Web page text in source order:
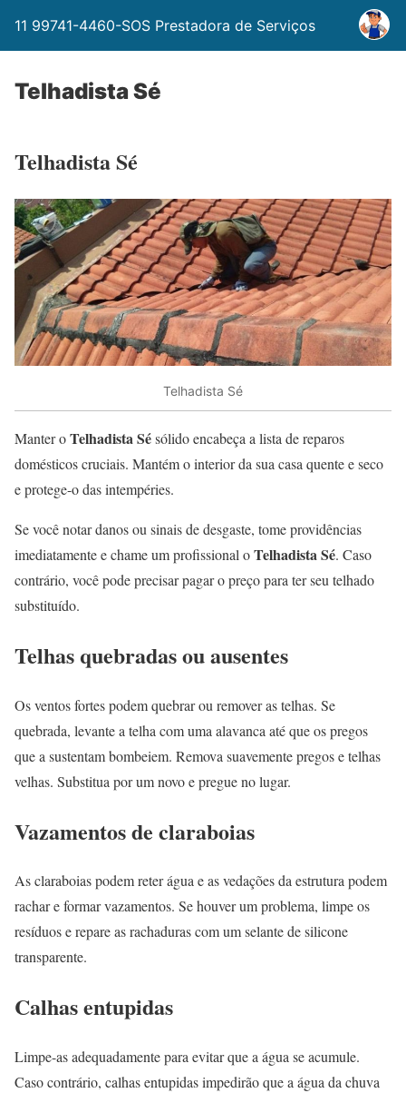
11 99741-4460-SOS Prestadora de Serviços
Telhadista Sé
Telhadista Sé
Telhadista Sé
Manter oTelhadista Sésólido encabeça a lista de reparos
domésticos cruciais. Mantém o interior da sua casa quente e seco
e protege-o das intempéries.
Se você notar danos ou sinais de desgaste, tome providências
imediatamente e chame um profissional oTelhadista Sé. Caso
contrário, você pode precisar pagar o preço para ter seu telhado
substituído.
Telhas quebradas ou ausentes
Os ventos fortes podem quebrar ou remover as telhas. Se
quebrada, levante a telha com uma alavanca até que os pregos
que a sustentam bombeiem. Remova suavemente pregos e telhas
velhas. Substitua por um novo e pregue no lugar.
Vazamentos de claraboias
As claraboias podem reter água e as vedações da estrutura podem
rachar e formar vazamentos. Se houver um problema, limpe os
resíduos e repare as rachaduras com um selante de silicone
transparente.
Calhas entupidas
Limpe-as adequadamente para evitar que a água se acumule.
Caso contrário, calhas entupidas impedirão que a água da chuva